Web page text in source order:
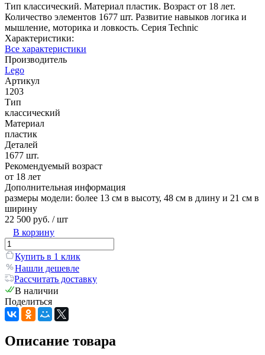
Тип классический. Материал пластик. Возраст от 18 лет.
Количество элементов 1677 шт. Развитие навыков логика и
мышление, моторика и ловкость. Серия Technic
Характеристики:
Все характеристики
Производитель
Lego
Артикул
1203
Тип
классический
Материал
пластик
Деталей
1677 шт.
Рекомендуемый возраст
от 18 лет
Дополнительная информация
размеры модели: более 13 см в высоту, 48 см в длину и 21 см в
ширину
22 500 руб. / шт
В корзину
Купить в 1 клик
Нашли дешевле
Рассчитать доставку
В наличии
Поделиться
Описание товара